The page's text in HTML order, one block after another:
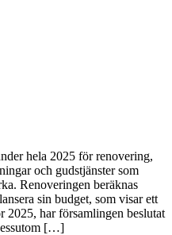
hela 2025 för renovering,
och gudstjänster som
Renoveringen beräknas
sin budget, som visar ett
har församlingen beslutat
[…]